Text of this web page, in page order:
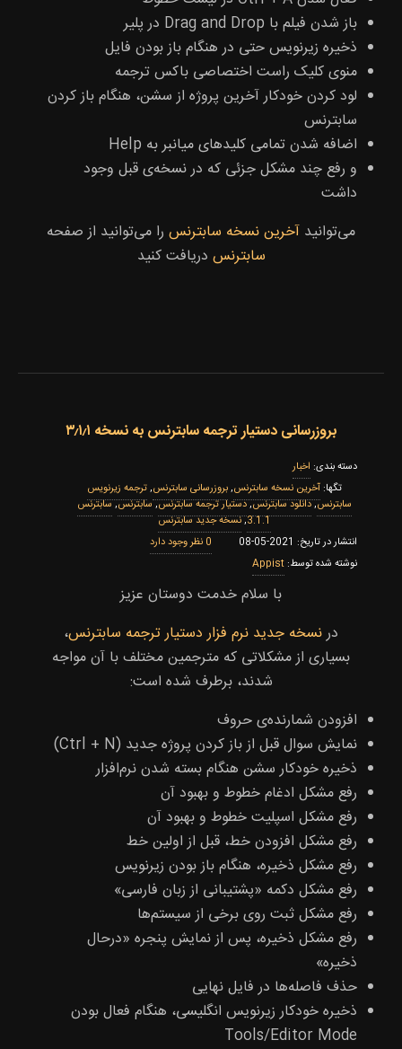
باز شدن فیلم با Drag and Drop در پلیر
ذخیره زیرنویس حتی در هنگام باز بودن فایل
منوی کلیک راست اختصاصی باکس ترجمه
لود کردن خودکار آخرین پروژه از سشن، هنگام باز کردن
سابترنس
اضافه شدن تمامی کلید‌های میانبر به Help
و رفع چند مشکل جزئی که در نسخه‌ی قبل وجود
داشت
می‌توانید آخرین نسخه سابترنس را می‌توانید از صفحه
سابترنس دریافت کنید
بروزرسانی دستیار ترجمه سابترنس به نسخه ۳٫۱٫۱
اخبار
‌آخرین نسخه سابترنس,بروزرسانی سابترنس,ترجمه زیرنویس
سابترنس,دانلود سابترنس,دستیار ترجمه سابترنس,سابترنس,سابترنس
3.1.1
,نسخه جدید سابترنس
2021-05-08
0
Appist
با سلام خدمت دوستان عزیز
درنسخه جدید نرم‌ فزار دستیار ترجمه سابترنس،
بسیاری از مشکلاتی که مترجمین مختلف با آن مواجه
شدند، برطرف شده است:
افزودن شمارنده‌ی حروف
نمایش سوال قبل از باز کردن پروژه جدید (Ctrl + N)
ذخیره خودکار سشن هنگام بسته شدن نرم‌افزار
رفع مشکل ادغام خطوط و بهبود آن
رفع مشکل اسپلیت خطوط و بهبود آن
رفع مشکل افزودن خط، قبل از اولین خط
رفع مشکل ذخیره، هنگام باز بودن زیرنویس
رفع مشکل دکمه «پشتیبانی از زبان فارسی»
رفع مشکل ثبت روی برخی از سیستم‌ها
رفع مشکل ذخیره، پس از نمایش پنجره «درحال
ذخیره»
حذف فاصله‌ها در فایل نهایی
ذخیره خودکار زیرنویس انگلیسی، هنگام فعال بودن
Tools/Editor Mode